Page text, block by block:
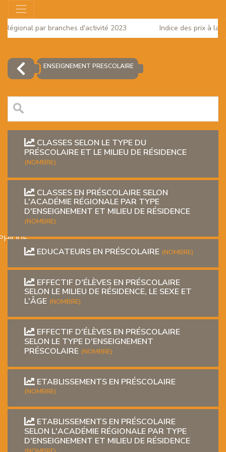
par branches d'activité 2023
Indice des prix à la
ENSEIGNEMENT PRESCOLAIRE
CLASSES SELON LE TYPE DU
PRÉSCOLAIRE ET LE MILIEU DE RÉSIDENCE
(NOMBRE)
CLASSES EN PRÉSCOLAIRE SELON
L'ACADÉMIE RÉGIONALE PAR TYPE
D'ENSEIGNEMENT ET MILIEU DE RÉSIDENCE
(NOMBRE)
EDUCATEURS EN PRÉSCOLAIRE (NOMBRE)
EFFECTIF D'ÉLÈVES EN PRÉSCOLAIRE
SELON LE MILIEU DE RÉSIDENCE, LE SEXE ET
L'ÂGE (NOMBRE)
EFFECTIF D'ÉLÈVES EN PRÉSCOLAIRE
SELON LE TYPE D'ENSEIGNEMENT
PRÉSCOLAIRE (NOMBRE)
ETABLISSEMENTS EN PRÉSCOLAIRE
(NOMBRE)
ETABLISSEMENTS EN PRÉSCOLAIRE
SELON L'ACADÉMIE RÉGIONALE PAR TYPE
D'ENSEIGNEMENT ET MILIEU DE RÉSIDENCE